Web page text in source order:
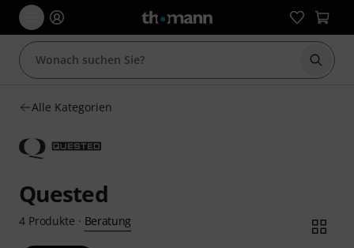
Suche
Alle Kategorien
Quested
4 Produkte · Beratung